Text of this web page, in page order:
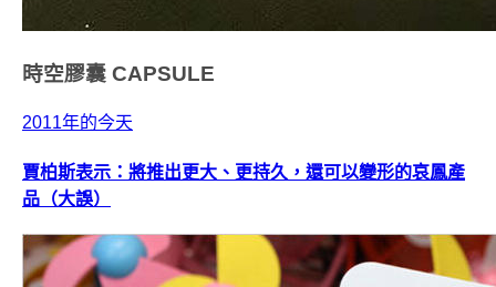
時空膠囊 CAPSULE
2011年的今天
賈柏斯表示：將推出更大、更持久，還可以變形的哀鳳產
品（大誤）